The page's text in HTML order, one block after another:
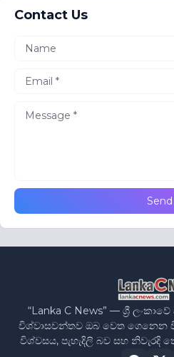
Contact Us
“Lanka C News” — ශ්‍රී
විශ්වාසවන්තව ඔබ වෙත ගෙනෙන
විශ්වසය, පැහැදිලි බව සහ නිවැරදි